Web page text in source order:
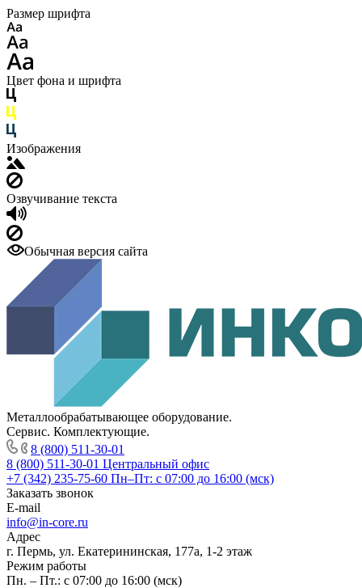
Размер шрифта
Цвет фона и шрифта
Изображения
Озвучивание текста
Обычная версия сайта
Металлообрабатывающее оборудование.
Сервис. Комплектующие.
8 (800) 511-30-01
8 (800) 511-30-01 Центральный офис
+7 (342) 235-75-60 Пн–Пт: с 07:00 до 16:00 (мск)
Заказать звонок
E-mail
info@in-core.ru
Адрес
г. Пермь, ул. ​Екатерининская, 177а, ​1-2 этаж
Режим работы
Пн. – Пт.: с 07:00 до 16:00 (мск)